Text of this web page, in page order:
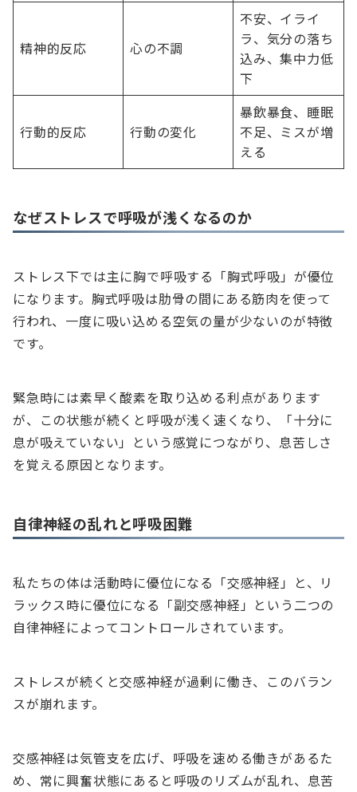
精神的反応 心の不調
不安、イライ
ラ、気分の落ち
込み、集中力低
下
行動的反応 行動の変化
暴飲暴食、睡眠
不足、ミスが増
える
なぜストレスで呼吸が浅くなるのか
ストレス下では主に胸で呼吸する「胸式呼吸」が優位
になります。胸式呼吸は肋骨の間にある筋肉を使って
行われ、一度に吸い込める空気の量が少ないのが特徴
です。
緊急時には素早く酸素を取り込める利点があります
が、この状態が続くと呼吸が浅く速くなり、「十分に
息が吸えていない」という感覚につながり、息苦しさ
を覚える原因となります。
自律神経の乱れと呼吸困難
私たちの体は活動時に優位になる「交感神経」と、リ
ラックス時に優位になる「副交感神経」という二つの
自律神経によってコントロールされています。
ストレスが続くと交感神経が過剰に働き、このバラン
スが崩れます。
交感神経は気管支を広げ、呼吸を速める働きがあるた
め、常に興奮状態にあると呼吸のリズムが乱れ、息苦